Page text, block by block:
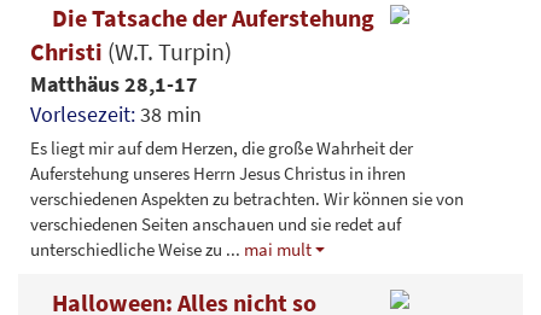
Die Tatsache der Auferstehung
Christi (W.T. Turpin)
Matthäus 28,1-17
Vorlesezeit:38 min
Es liegt mir auf dem Herzen, die große Wahrheit der
Auferstehung unseres Herrn Jesus Christus in ihren
verschiedenen Aspekten zu betrachten. Wir können sie von
verschiedenen Seiten anschauen und sie redet auf
unterschiedliche Weise zu ... mai mult
Halloween: Alles nicht so